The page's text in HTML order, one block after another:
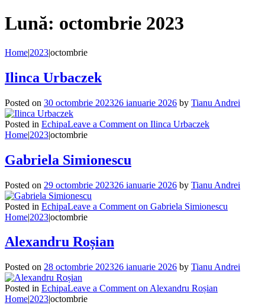
Lună: octombrie 2023
Home|2023|octombrie
Ilinca Urbaczek
Posted on 30 octombrie 202326 ianuarie 2026 by Tianu Andrei
Posted in EchipaLeave a Comment on Ilinca Urbaczek
Home|2023|octombrie
Gabriela Simionescu
Posted on 29 octombrie 202326 ianuarie 2026 by Tianu Andrei
Posted in EchipaLeave a Comment on Gabriela Simionescu
Home|2023|octombrie
Alexandru Roșian
Posted on 28 octombrie 202326 ianuarie 2026 by Tianu Andrei
Posted in EchipaLeave a Comment on Alexandru Roșian
Home|2023|octombrie